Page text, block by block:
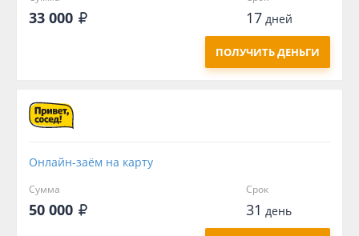
33 000 17дней
ПОЛУЧИТЬ ДЕНЬГИ
Онлайн-заём на карту
Сумма
50 000
Срок
31 день